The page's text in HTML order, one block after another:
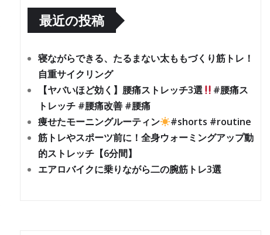
最近の投稿
寝ながらできる、たるまない太ももづくり筋トレ！
自重サイクリング
【ヤバいほど効く】腰痛ストレッチ3選
#腰痛ス
トレッチ #腰痛改善 #腰痛
痩せたモーニングルーティン
#shorts #routine
筋トレやスポーツ前に！全身ウォーミングアップ動
的ストレッチ【6分間】
エアロバイクに乗りながら二の腕筋トレ3選